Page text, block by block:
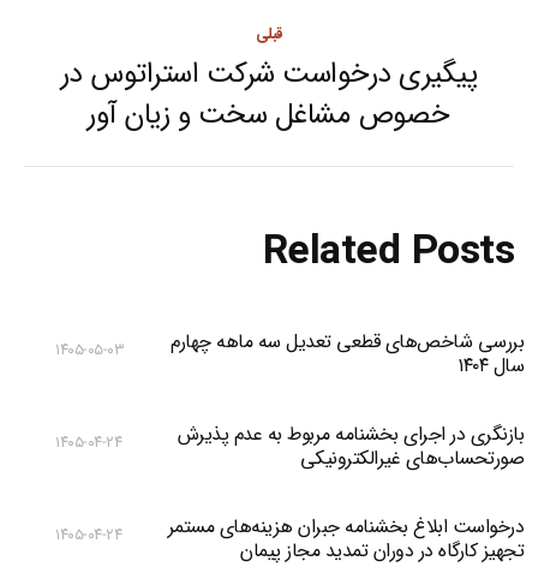
قبلی
Previous
post:
پیگیری درخواست شرکت استراتوس در
خصوص مشاغل سخت و زیان آور
Related Posts
بررسی شاخص‌های قطعی تعدیل سه ماهه چهارم
سال ۱۴۰۴
۱۴۰۵-۰۵-۰۳
بازنگری در اجرای بخشنامه مربوط به عدم پذیرش
صورتحساب‌های غیرالکترونیکی
۱۴۰۵-۰۴-۲۴
درخواست ابلاغ بخشنامه جبران هزینه‌های مستمر
تجهیز کارگاه در دوران تمدید مجاز پیمان
۱۴۰۵-۰۴-۲۴